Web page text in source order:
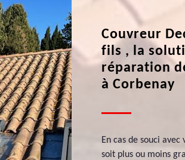
Couvreur
fils , la
réparation
à Corbenay
En cas de souci
soit plus ou moins